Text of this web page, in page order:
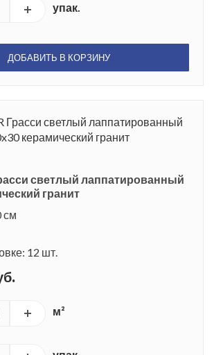
упак.
ДОБАВИТЬ В КОРЗИНУ
светлый лаппатированный
гранит
см
12 шт.
м²